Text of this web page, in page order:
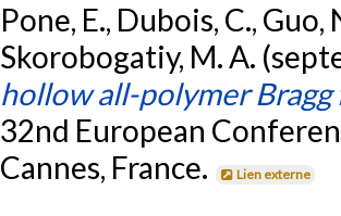
Pone, E., Dubois, C., Guo,
Skorobogatiy, M. A.
hollow all-polymer Bragg
32nd European
Cannes, France.
Lien externe